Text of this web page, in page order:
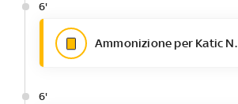
6'
Ammonizione per Katic N.
6'